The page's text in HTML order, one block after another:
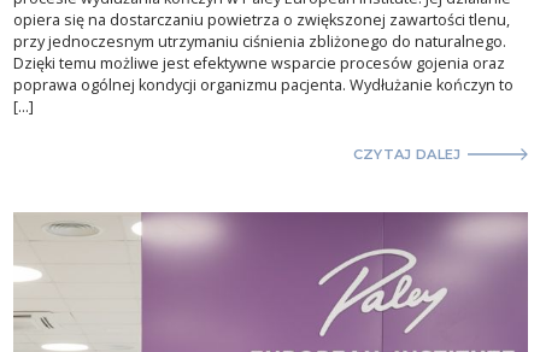
opiera się na dostarczaniu powietrza o zwiększonej zawartości tlenu,
przy jednoczesnym utrzymaniu ciśnienia zbliżonego do naturalnego.
Dzięki temu możliwe jest efektywne wsparcie procesów gojenia oraz
poprawa ogólnej kondycji organizmu pacjenta. Wydłużanie kończyn to
[…]
CZYTAJ DALEJ